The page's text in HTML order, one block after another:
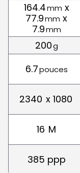
164.4mm x
77.9mm x
7.9mm
200g
6.7pouces
2340 x 1080
16 M
385 ppp